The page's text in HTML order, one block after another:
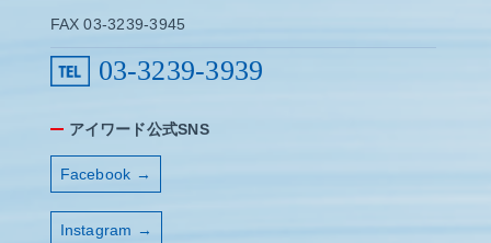
FAX 03-3239-3945
03-3239-3939
アイワード公式SNS
Facebook →
Instagram →